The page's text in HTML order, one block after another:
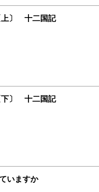
上〕 十二国記
下〕 十二国記
いますか